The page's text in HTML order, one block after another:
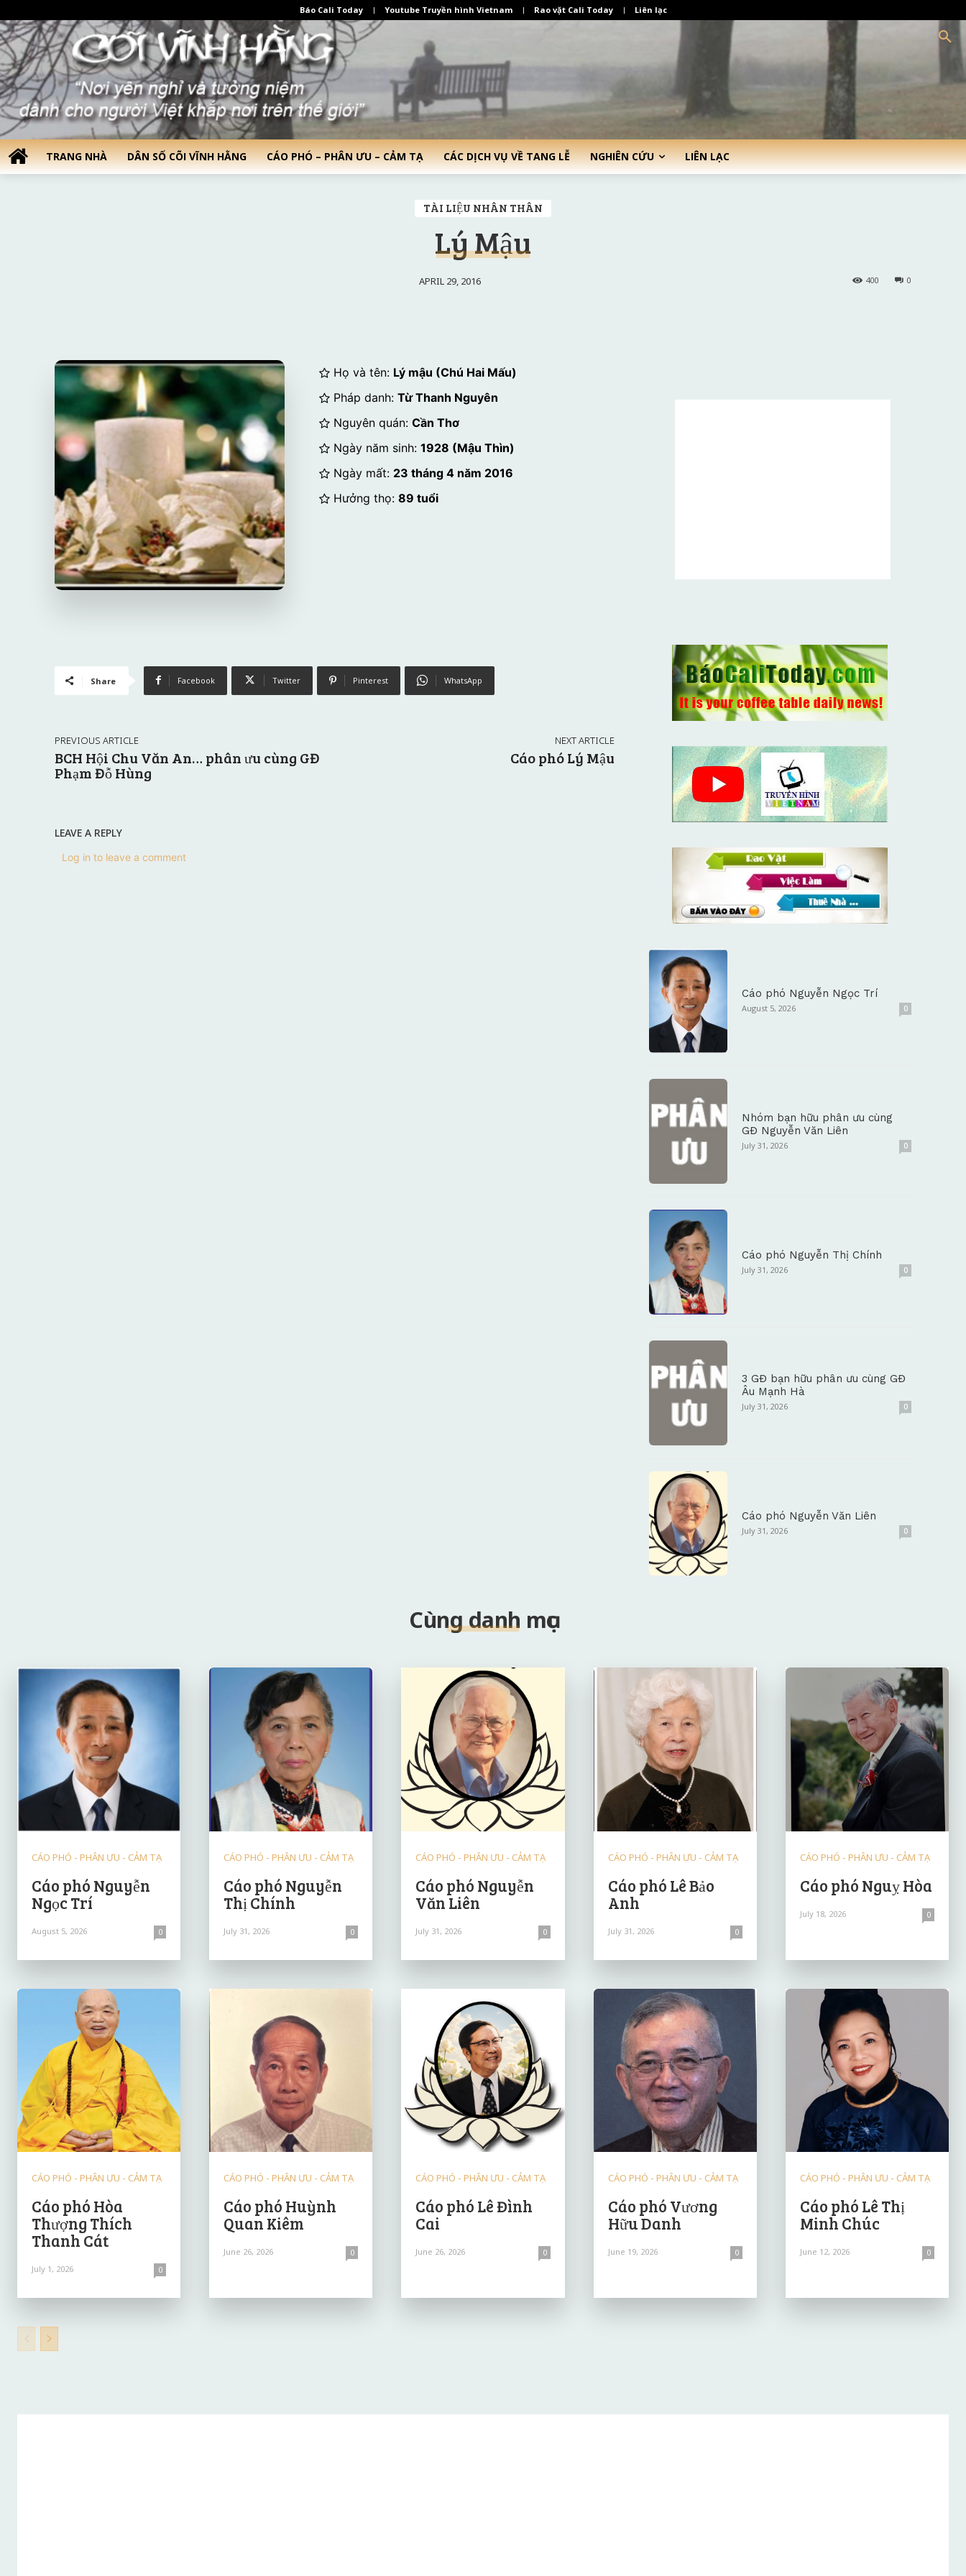
Báo Cali Today Youtube Truyền hình Vietnam Rao vặt Cali Today Liên lạc
TRANG NHÀ DÂN SỐ CÕI VĨNH HẰNG CÁO PHÓ – PHÂN ƯU – CẢM TẠ CÁC DỊCH VỤ VỀ TANG LỄ NGHIÊN CỨU LIÊN LẠC
TÀI LIỆU NHÂN THÂN
Lý Mậu
APRIL 29, 2016 0
400
Họ và tên: Lý mậu (Chú Hai Mấu)
Pháp danh: Từ Thanh Nguyên
Nguyên quán: Cần Thơ
Ngày năm sinh: 1928 (Mậu Thìn)
Ngày mất: 23 tháng 4 năm 2016
Hưởng thọ: 89 tuổi
Share Facebook Twitter Pinterest WhatsApp
PREVIOUS ARTICLE
BCH Hội Chu Văn An… phân ưu cùng GĐ
Phạm Đỗ Hùng
NEXT ARTICLE
Cáo phó Lý Mậu
LEAVE A REPLY
Log in to leave a comment
Cáo phó Nguyễn Ngọc Trí
August 5, 2026 0
Nhóm bạn hữu phân ưu cùng
GĐ Nguyễn Văn Liên
July 31, 2026 0
Cáo phó Nguyễn Thị Chính
July 31, 2026 0
3 GĐ bạn hữu phân ưu cùng GĐ
Âu Mạnh Hà
July 31, 2026 0
Cáo phó Nguyễn Văn Liên
July 31, 2026 0
Cùng danh mục
CÁO PHÓ - PHÂN ƯU - CẢM TẠ
Cáo phó Nguyễn
Ngọc Trí
August 5, 2026 0
CÁO PHÓ - PHÂN ƯU - CẢM TẠ
Cáo phó Nguyễn
Thị Chính
July 31, 2026 0
CÁO PHÓ - PHÂN ƯU - CẢM TẠ
Cáo phó Nguyễn
Văn Liên
July 31, 2026 0
CÁO PHÓ - PHÂN ƯU - CẢM TẠ
Cáo phó Lê Bảo
Anh
July 31, 2026 0
CÁO PHÓ - PHÂN ƯU - CẢM TẠ
Cáo phó Nguỵ Hòa
July 18, 2026 0
CÁO PHÓ - PHÂN ƯU - CẢM TẠ
Cáo phó Hòa
Thượng Thích
Thanh Cát
July 1, 2026 0
CÁO PHÓ - PHÂN ƯU - CẢM TẠ
Cáo phó Huỳnh
Quan Kiêm
June 26, 2026 0
CÁO PHÓ - PHÂN ƯU - CẢM TẠ
Cáo phó Lê Đình
Cai
June 26, 2026 0
CÁO PHÓ - PHÂN ƯU - CẢM TẠ
Cáo phó Vương
Hữu Danh
June 19, 2026 0
CÁO PHÓ - PHÂN ƯU - CẢM TẠ
Cáo phó Lê Thị
Minh Chúc
June 12, 2026 0